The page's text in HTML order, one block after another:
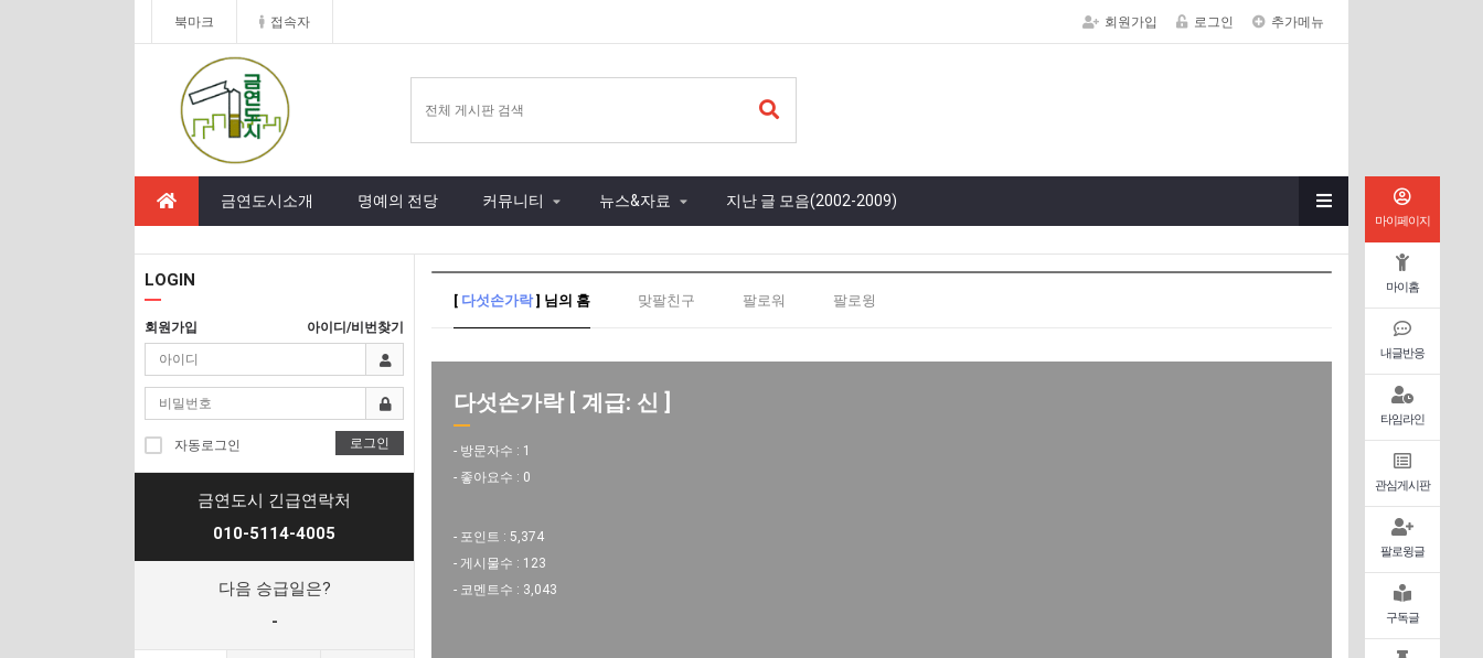
북마크 접속자 회원가입 로그인 추가메뉴
금연도시소개 명예의 전당 커뮤니티 뉴스&자료 지난 글 모음(2002-2009)
마이페이지
마이홈
내글반응
타임라인
관심게시판
팔로윙글
구독글
LOGIN
회원가입 아이디/비번찾기
자동로그인 로그인
금연도시 긴급연락처
010-5114-4005
다음 승급일은?
-
[ 다섯손가락] 님의 홈 맞팔친구 팔로워 팔로윙
다섯손가락 [ 계급: 신 ]
- 방문자수 : 1
- 좋아요수 : 0
- 포인트 : 5,374
- 게시물수 : 123
- 코멘트수 : 3,043